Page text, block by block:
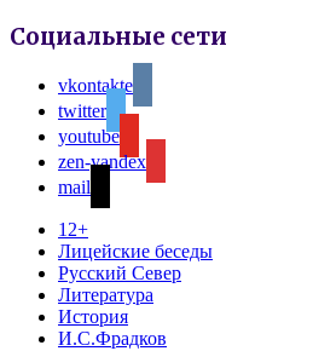
Социальные сети
vkontakte
twitter
youtube
zen-yandex
mail
12+
Лицейские беседы
Русский Север
Литература
История
И.С.Фрадков